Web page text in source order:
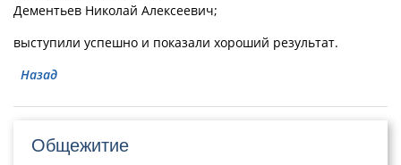
Дементьев Николай Алексеевич;
выступили успешно и показали хороший результат.
Назад
Общежитие